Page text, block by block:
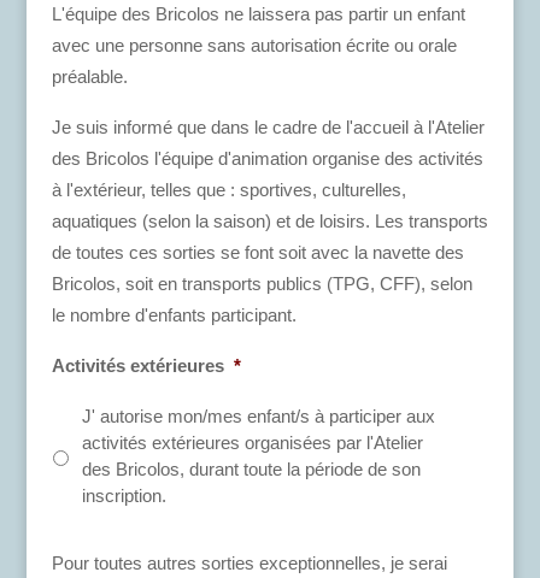
L'équipe des Bricolos ne laissera pas partir un enfant
avec une personne sans autorisation écrite ou orale
préalable.
Je suis informé que dans le cadre de l'accueil à l'Atelier
des Bricolos l'équipe d'animation organise des activités
à l'extérieur, telles que : sportives, culturelles,
aquatiques (selon la saison) et de loisirs. Les transports
de toutes ces sorties se font soit avec la navette des
Bricolos, soit en transports publics (TPG, CFF), selon
le nombre d'enfants participant.
Activités extérieures *
J' autorise mon/mes enfant/s à participer aux
activités extérieures organisées par l'Atelier
des Bricolos, durant toute la période de son
inscription.
Pour toutes autres sorties exceptionnelles, je serai